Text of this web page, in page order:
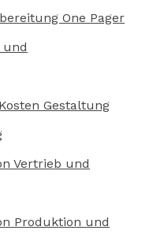
One Pager
und
Gestaltung
Vertrieb und
Produktion und